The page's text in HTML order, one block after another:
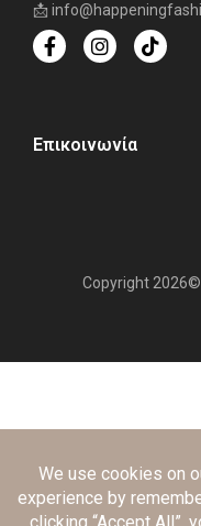
📩
Επικοινωνία
Copyright 2026©